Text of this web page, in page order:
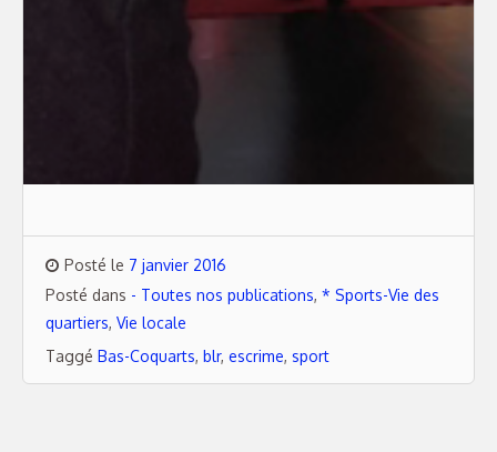
Posté le 7 janvier 2016
Posté dans - Toutes nos publications, * Sports-Vie des
quartiers, Vie locale
Taggé Bas-Coquarts, blr, escrime, sport